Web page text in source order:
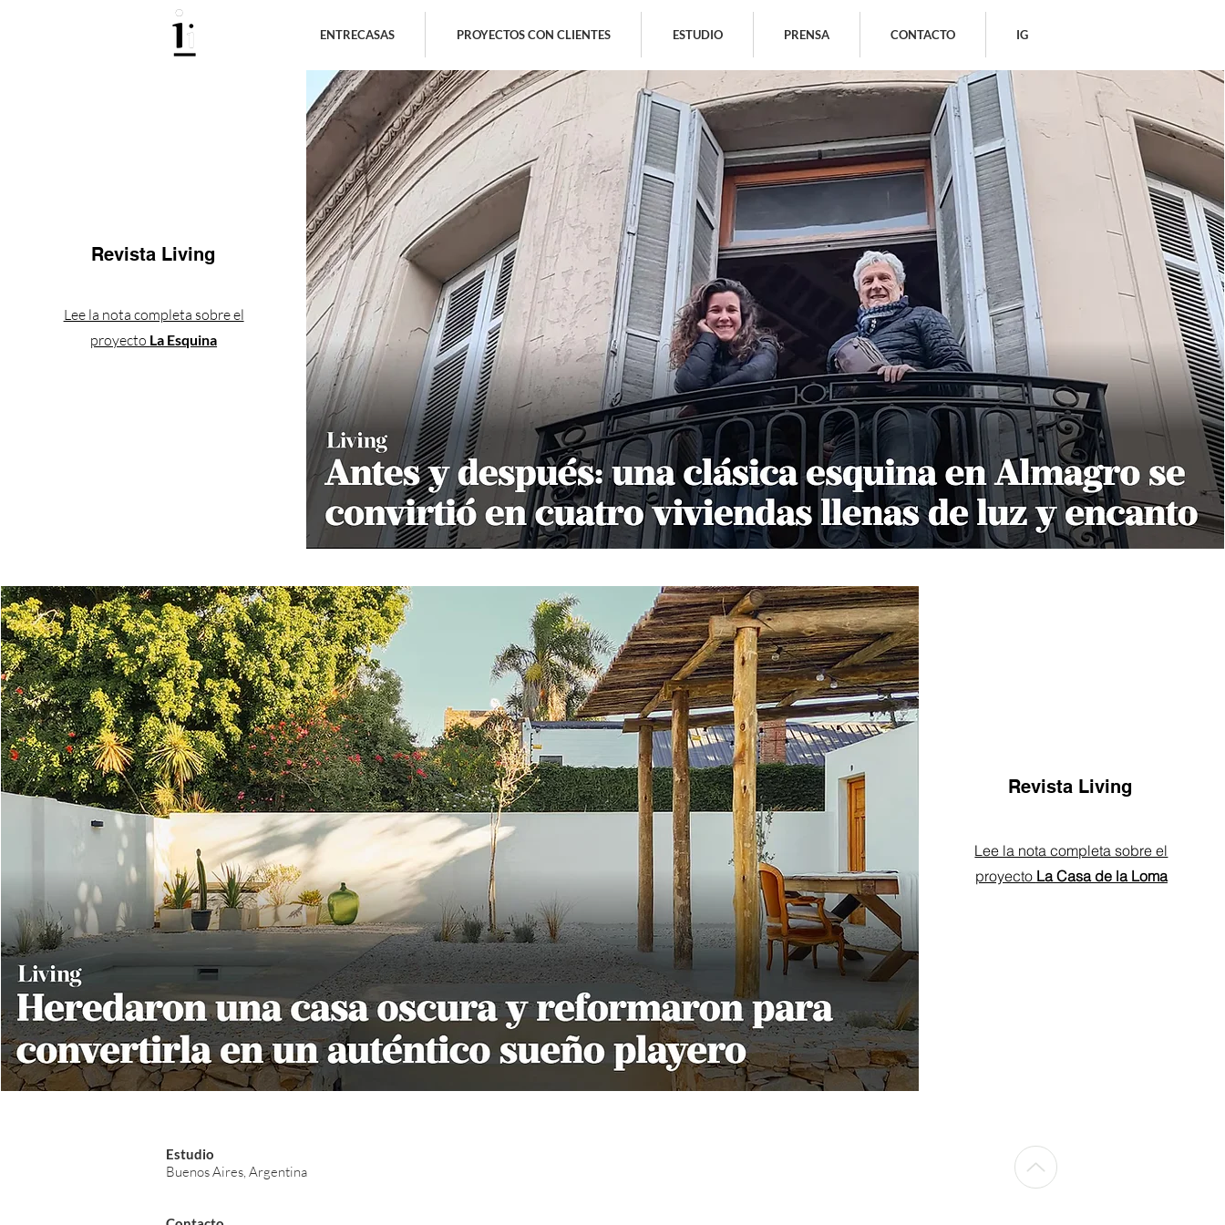
ENTRECASAS PROYECTOS CON CLIENTES ESTUDIO PRENSA CONTACTO IG
Revista Living
Lee la nota completa sobre el
proyecto La Esquina
Revista Living
Lee la nota completa sobre el
proyecto La Casa de la Loma
Estudio
Buenos Aires, Argentina